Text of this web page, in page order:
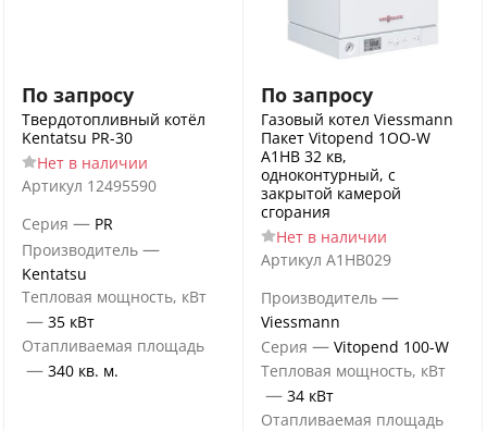
По запросу
Твердотопливный котёл
Kentatsu PR-30
Нет в наличии
Артикул 12495590
Серия — PR
Производитель —
Kentatsu
Тепловая мощность, кВт
— 35 кВт
Отапливаемая площадь
— 340 кв. м.
По запросу
Газовый котел Viessmann
Пакет Vitopend 1OO-W
A1HB 32 кв,
одноконтурный, с
закрытой камерой
сгорания
Нет в наличии
Артикул A1HB029
Производитель —
Viessmann
Серия — Vitopend 100-W
Тепловая мощность, кВт
— 34 кВт
Отапливаемая площадь